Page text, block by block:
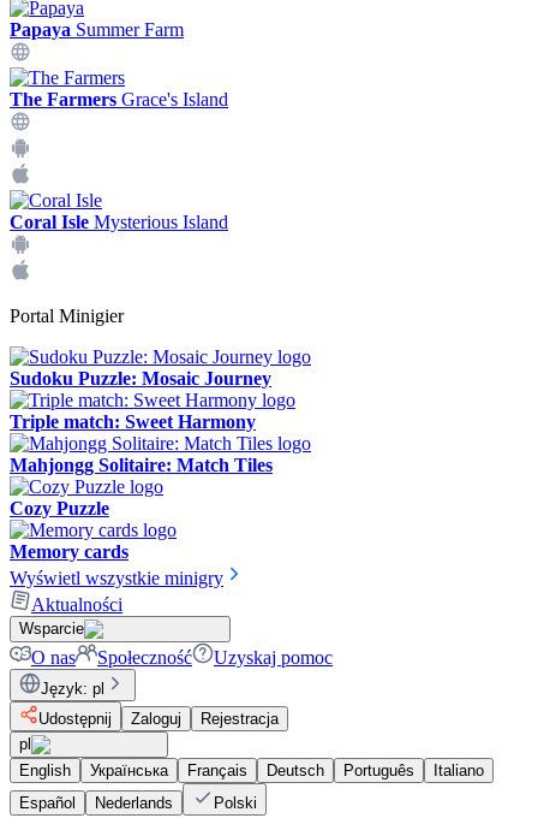
Papaya Summer Farm
The Farmers Grace's Island
Coral Isle Mysterious Island
Portal Minigier
Sudoku Puzzle: Mosaic Journey
Triple match: Sweet Harmony
Mahjongg Solitaire: Match Tiles
Cozy Puzzle
Memory cards
Wyświetl wszystkie minigry
Aktualności
Wsparcie
O nas Społeczność Uzyskaj pomoc
Język: pl
Udostępnij
Zaloguj
Rejestracja
pl
English
Українська Français Deutsch Português
Italiano
Español
Nederlands Polski